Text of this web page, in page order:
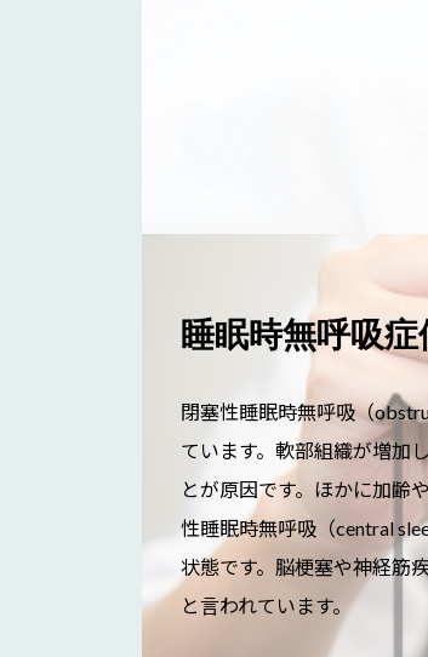
睡眠時無呼吸
閉塞性睡眠時無呼吸（
ています。軟部組織が増加
とが原因です。ほかに加齢
性睡眠時無呼吸（central
状態です。脳梗塞や神経筋
と言われています。